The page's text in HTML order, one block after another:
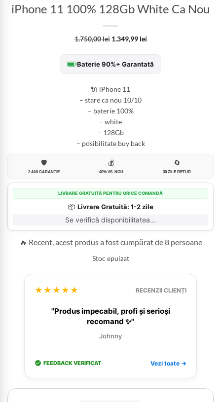
iPhone 11 100% 128Gb White Ca Nou
1.750,00lei 1.349,99 lei
Baterie 90%+ Garantată
🔌 iPhone 11
– stare ca nou 10/10
– baterie 100%
– white
– 128Gb
– posibilitate buy back
🛡️
2 ANI GARANȚIE
💰
-40% VS. NOU
🔄
30 ZILE RETUR
LIVRARE GRATUITĂ PENTRU ORICE COMANDĂ
📦 Livrare Gratuită: 1-2 zile
Se verifică disponibilitatea...
🔥 Recent, acest produs a fost cumpărat de 8 persoane
Stoc epuizat
★★★★★ RECENZII CLIENȚI
"Produs impecabil, profi și serioși
recomand ✨"
Johnny
FEEDBACK VERIFICAT Vezi toate →